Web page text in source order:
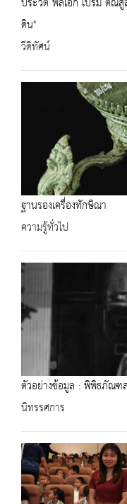
ดิน"
วีดิทัศน์
ฐานรองเครื่องทักษิณา
ความรู้ทั่วไป
ตัวอย่างข้อมูล : พิพิธภัณ
นิทรรศการ